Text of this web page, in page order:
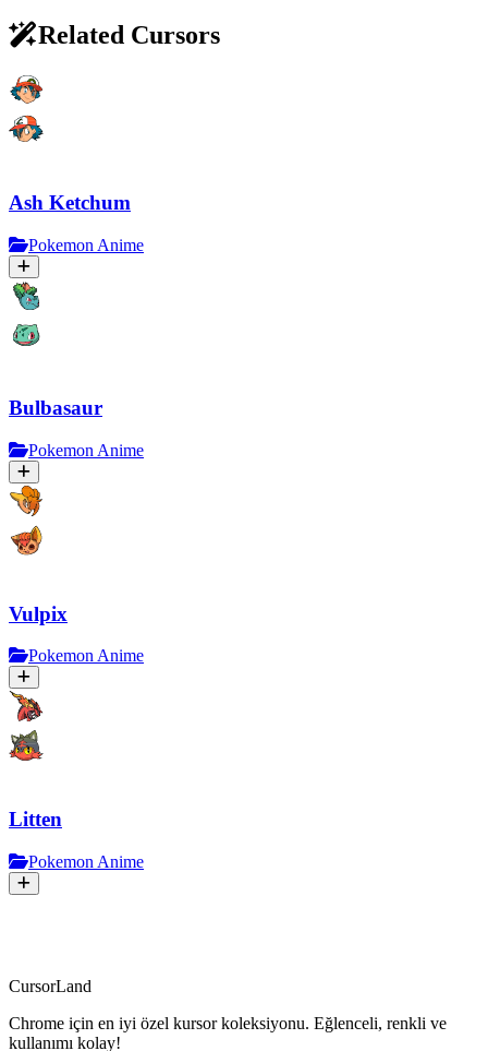
Related Cursors
Ash Ketchum
Pokemon Anime
Bulbasaur
Pokemon Anime
Vulpix
Pokemon Anime
Litten
Pokemon Anime
CursorLand
Chrome için en iyi özel kursor koleksiyonu. Eğlenceli, renkli ve
kullanımı kolay!